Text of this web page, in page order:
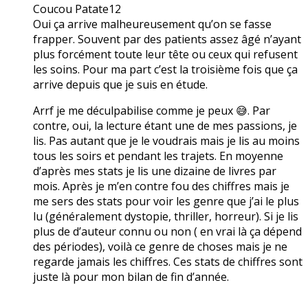
Coucou Patate12
Oui ça arrive malheureusement qu’on se fasse
frapper. Souvent par des patients assez âgé n’ayant
plus forcément toute leur tête ou ceux qui refusent
les soins. Pour ma part c’est la troisième fois que ça
arrive depuis que je suis en étude.
Arrf je me déculpabilise comme je peux 😅. Par
contre, oui, la lecture étant une de mes passions, je
lis. Pas autant que je le voudrais mais je lis au moins
tous les soirs et pendant les trajets. En moyenne
d’après mes stats je lis une dizaine de livres par
mois. Après je m’en contre fou des chiffres mais je
me sers des stats pour voir les genre que j’ai le plus
lu (généralement dystopie, thriller, horreur). Si je lis
plus de d’auteur connu ou non ( en vrai là ça dépend
des périodes), voilà ce genre de choses mais je ne
regarde jamais les chiffres. Ces stats de chiffres sont
juste là pour mon bilan de fin d’année.